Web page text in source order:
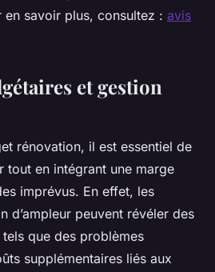
savoir plus, consultez : avis
et gestion
rénovation, il est essentiel de
tout en intégrant une marge
imprévus. En effet, les
d’ampleur peuvent révéler des
que des problèmes
supplémentaires liés aux